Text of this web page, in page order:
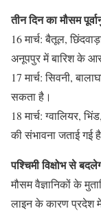
तीन दिन का मौसम
16 मार्च: बैतूल,
अनूपपुर में बारिश के
17 मार्च: सिवनी,
सकता है।
18 मार्च: ग्वालियर,
की संभावना जताई गई
पश्चिमी विक्षोभ से
मौसम वैज्ञानिकों के
लाइन के कारण प्रदेश